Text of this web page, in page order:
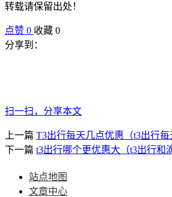
转载请保留出处！
点赞 0 收藏 0
分享到：
扫一扫，分享本文
上一篇 T3出行每天几点优惠（t3出行每
下一篇 t3出行哪个更优惠大（t3出行和
站点地图
文章中心